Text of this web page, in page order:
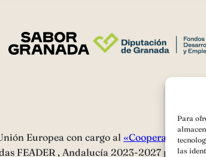
Para
las
Europea con cargo al «Cooperación
FEADER , Andalucía 2023-2027 para